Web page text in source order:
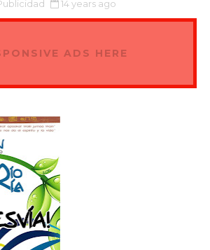
14 years ago
ADS HERE